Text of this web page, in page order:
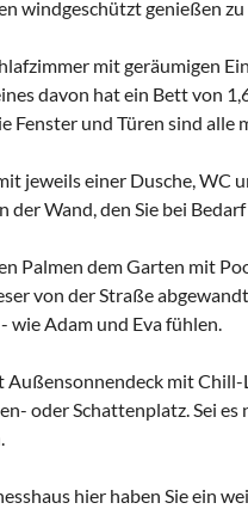
windgeschützt genießen
mit geräumigen
davon hat ein Bett von
Fenster und Türen sind
jeweils einer Dusche, WC
Wand, den Sie bei
Palmen dem Garten mit
von der Straße
wie Adam und Eva fühlen.
Außensonnendeck mit
oder Schattenplatz. Sei
hier haben Sie ein